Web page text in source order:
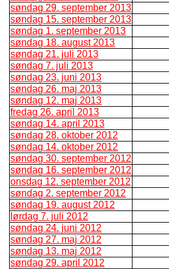
søndag 29. september 2013
søndag 15. september 2013
søndag 1. september 2013
søndag 18. august 2013
søndag 21. juli 2013
søndag 7. juli 2013
søndag 23. juni 2013
søndag 26. maj 2013
søndag 12. maj 2013
fredag 26. april 2013
søndag 14. april 2013
søndag 28. oktober 2012
søndag 14. oktober 2012
søndag 30. september 2012
søndag 16. september 2012
onsdag 12. september 2012
søndag 2. september 2012
søndag 19. august 2012
lørdag 7. juli 2012
søndag 24. juni 2012
søndag 27. maj 2012
søndag 13. maj 2012
søndag 29. april 2012